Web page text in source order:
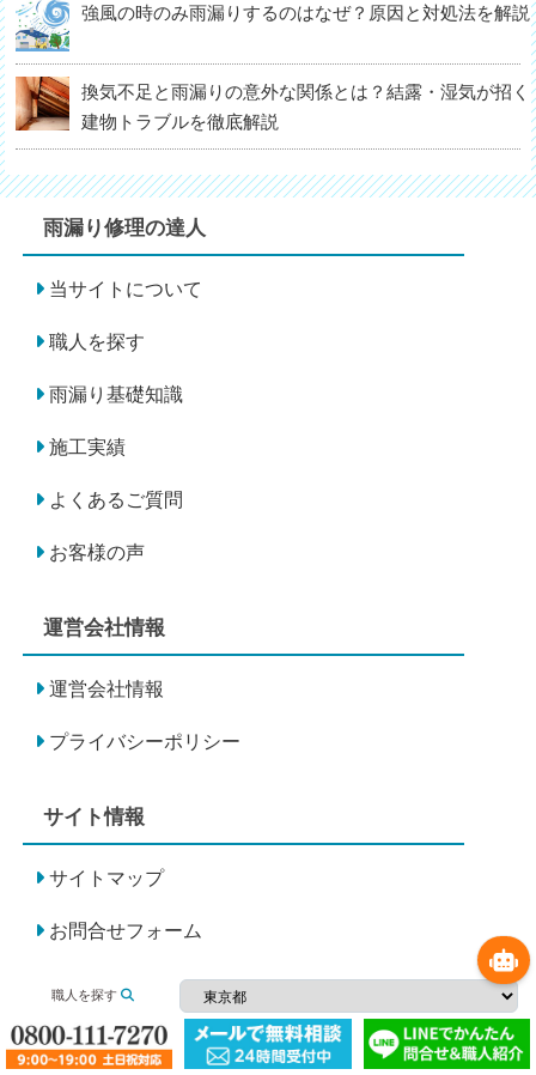
強風の時のみ雨漏りするのはなぜ？原因と対処法を解説
換気不足と雨漏りの意外な関係とは？結露・湿気が招く
建物トラブルを徹底解説
雨漏り修理の達人
当サイトについて
職人を探す
雨漏り基礎知識
施工実績
よくあるご質問
お客様の声
運営会社情報
運営会社情報
プライバシーポリシー
サイト情報
サイトマップ
お問合せフォーム
職人ご紹介フォーム
HOME
職人を探す